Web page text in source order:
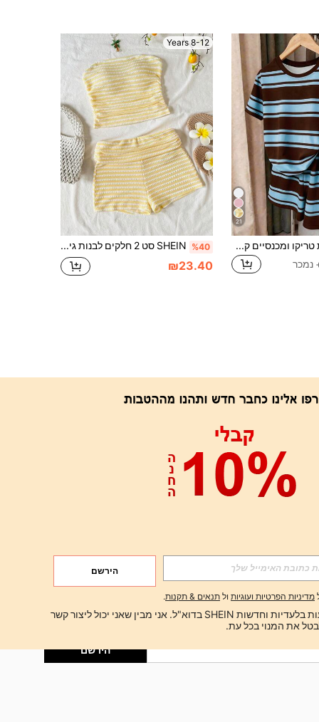
21
סט של 2 חולצות טריקו ומכנסיים קצרים בצבע כחול וחום לבנות, לבוש יומיומי נוח, מתאים לאביב, קיץ, סתיו וחורף, עיצוב פסים קלאסי בסגנון רטרו, 8 שנים-12 שנים
8-12 Years
%40 SHEIN סט 2 חלקים לבנות גיל ההתבגרות, טופ בנדו סרוג עם פסים וטקסטורת ז'קארד בצהוב בהיר לאביב/קיץ, מכנסיים קצרים תואמים עם קמטות ומותן רחבה, לוק יומיומי וינטג' לסטריטוור וחופשה
₪23.40
אפליקציה
הירשם
הירשם
הירשם
הירשם
מדיניות הפרטיות ועוגיות ול תנאים & תקנות.
ברצוני לקבל הצעות בלעדיות וחדשות SHEIN בדוא"ל. אני מבין שאני יכול ליצור קשר